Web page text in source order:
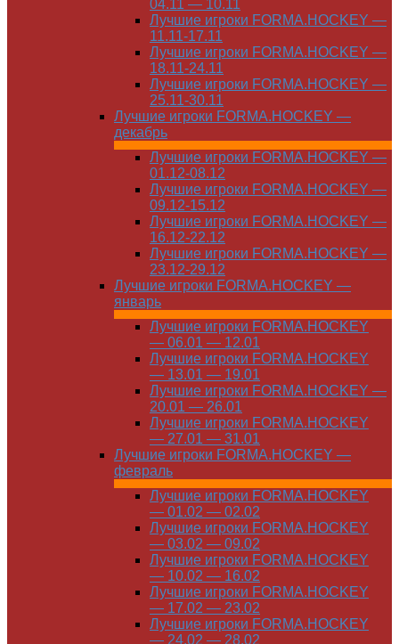
04.11 — 10.11
Лучшие игроки FORMA.HOCKEY —
11.11-17.11
Лучшие игроки FORMA.HOCKEY —
18.11-24.11
Лучшие игроки FORMA.HOCKEY —
25.11-30.11
Лучшие игроки FORMA.HOCKEY —
декабрь
Лучшие игроки FORMA.HOCKEY —
01.12-08.12
Лучшие игроки FORMA.HOCKEY —
09.12-15.12
Лучшие игроки FORMA.HOCKEY —
16.12-22.12
Лучшие игроки FORMA.HOCKEY —
23.12-29.12
Лучшие игроки FORMA.HOCKEY —
январь
Лучшие игроки FORMA.HOCKEY
— 06.01 — 12.01
Лучшие игроки FORMA.HOCKEY
— 13.01 — 19.01
Лучшие игроки FORMA.HOCKEY —
20.01 — 26.01
Лучшие игроки FORMA.HOCKEY
— 27.01 — 31.01
Лучшие игроки FORMA.HOCKEY —
февраль
Лучшие игроки FORMA.HOCKEY
— 01.02 — 02.02
Лучшие игроки FORMA.HOCKEY
— 03.02 — 09.02
Лучшие игроки FORMA.HOCKEY
— 10.02 — 16.02
Лучшие игроки FORMA.HOCKEY
— 17.02 — 23.02
Лучшие игроки FORMA.HOCKEY
— 24.02 — 28.02